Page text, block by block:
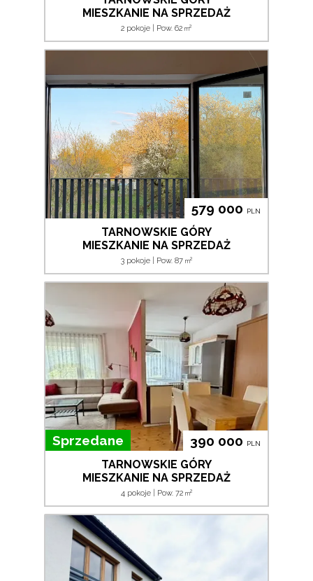
MIESZKANIE NA SPRZEDAŻ
2 pokoje | Pow. 62 m2
579 000 PLN
TARNOWSKIE GÓRY
MIESZKANIE NA SPRZEDAŻ
3 pokoje | Pow. 87 m2
Sprzedane 390 000 PLN
TARNOWSKIE GÓRY
MIESZKANIE NA SPRZEDAŻ
4 pokoje | Pow. 72 m2